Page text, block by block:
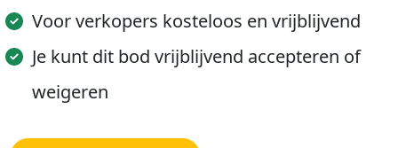
Voor verkopers kosteloos en vrijblijvend
Je kunt dit bod vrijblijvend accepteren of
weigeren